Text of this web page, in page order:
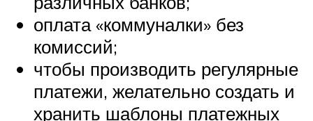
оплата «коммуналки» без
комиссий;
чтобы производить регулярные
платежи, желательно создать и
хранить шаблоны платежных